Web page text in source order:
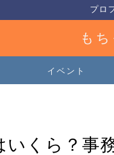
プロ
も
イベント
くら？事